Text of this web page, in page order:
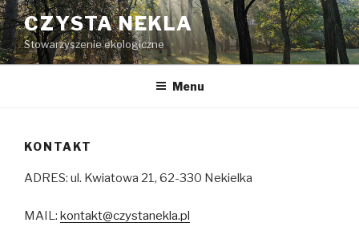
Przejdź
do
treści
CZYSTA NEKLA
Stowarzyszenie ekologiczne
Menu
KONTAKT
ADRES: ul. Kwiatowa 21, 62-330 Nekielka
MAIL: kontakt@czystanekla.pl